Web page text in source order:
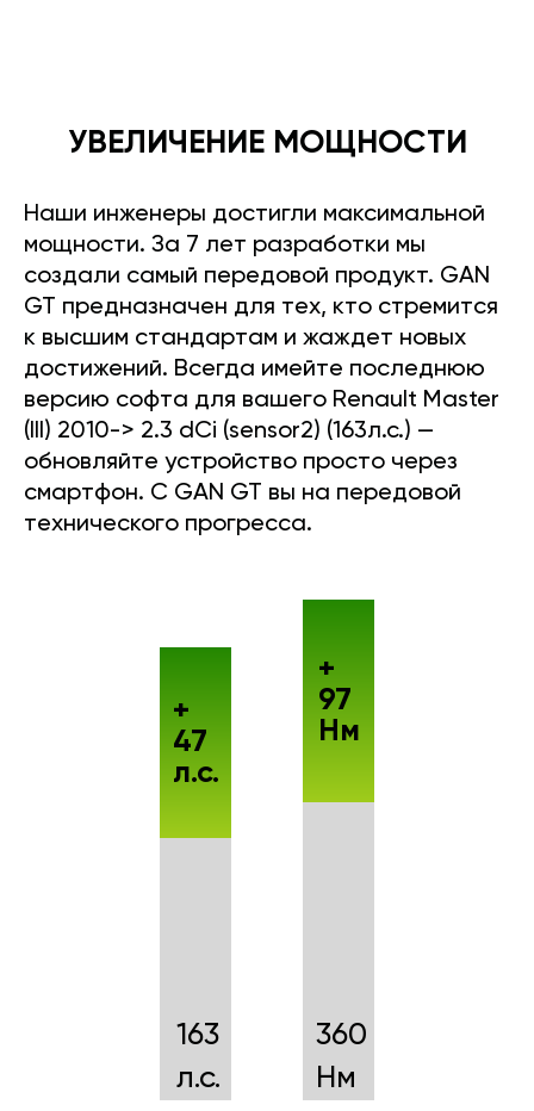
УВЕЛИЧЕНИЕ МОЩНОСТИ
Наши инженеры достигли максимальной
мощности. За 7 лет разработки мы
создали самый передовой продукт. GAN
GT предназначен для тех, кто стремится
к высшим стандартам и жаждет новых
достижений. Всегда имейте последнюю
версию софта для вашего Renault Master
(III) 2010-> 2.3 dCi (sensor2) (163л.с.) —
обновляйте устройство просто через
смартфон. С GAN GT вы на передовой
технического прогресса.
163
л.с.
+
47
л.с.
360
Нм
+
97
Нм